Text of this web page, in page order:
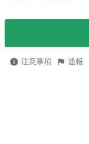
注意事項 通報